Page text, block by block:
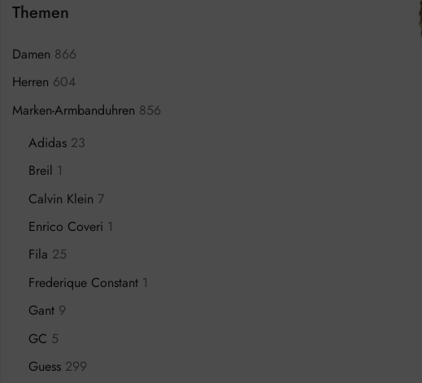
Themen
Damen 866
Herren 604
Marken-Armbanduhren 856
Adidas 23
Breil 1
Calvin Klein 7
Enrico Coveri 1
Fila 25
Frederique Constant 1
Gant 9
GC 5
Guess 299